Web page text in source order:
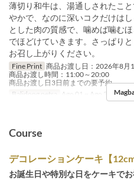
薄切り和牛は、湯通しされたこ
やかで、なのに深いコクだけは
とした肉の質感で、噛めば噛む
でほどけていきます。さっぱり
お召し上がりください。
Fine Print 商品お渡し日：2026年8月
商品お渡し時間：11:00～20:00
商品お渡し日3日前までの要予約
Balidong petsa
Ago 01 ~ Ago 31
Course
デコレーションケーキ【12cm
お誕生日や特別な日をケーキで